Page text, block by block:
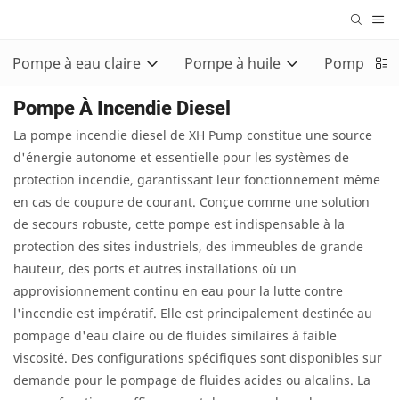
Pompe à eau claire Pompe à huile Pompe
Pompe À Incendie Diesel
La pompe incendie diesel de XH Pump constitue une source
d'énergie autonome et essentielle pour les systèmes de
protection incendie, garantissant leur fonctionnement même
en cas de coupure de courant. Conçue comme une solution
de secours robuste, cette pompe est indispensable à la
protection des sites industriels, des immeubles de grande
hauteur, des ports et autres installations où un
approvisionnement continu en eau pour la lutte contre
l'incendie est impératif. Elle est principalement destinée au
pompage d'eau claire ou de fluides similaires à faible
viscosité. Des configurations spécifiques sont disponibles sur
demande pour le pompage de fluides acides ou alcalins. La